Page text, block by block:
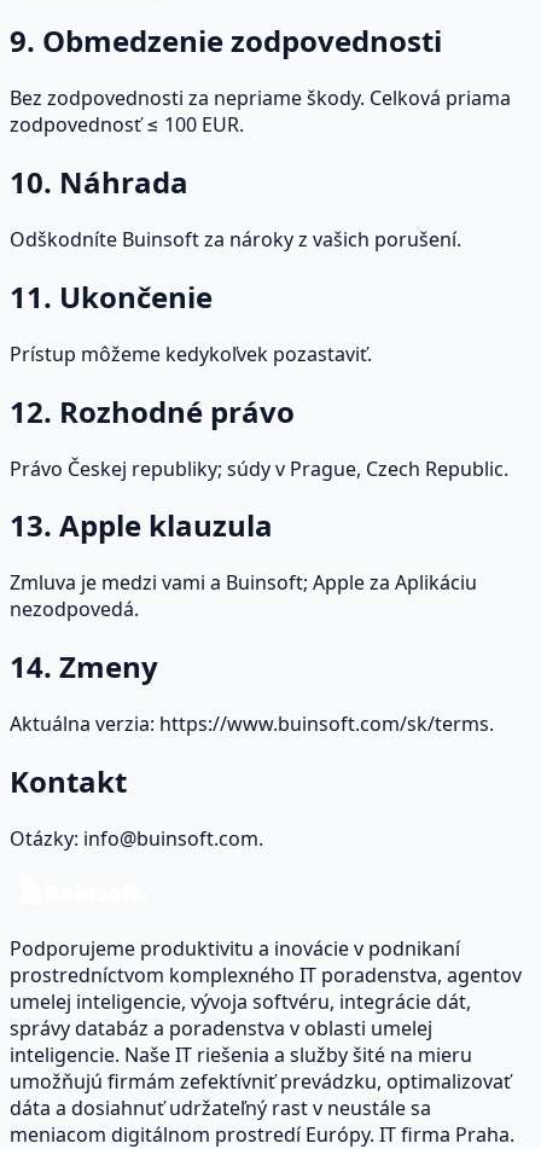
9. Obmedzenie zodpovednosti
Bez zodpovednosti za nepriame škody. Celková priama
zodpovednosť ≤ 100 EUR.
10. Náhrada
Odškodníte Buinsoft za nároky z vašich porušení.
11. Ukončenie
Prístup môžeme kedykoľvek pozastaviť.
12. Rozhodné právo
Právo Českej republiky; súdy v Prague, Czech Republic.
13. Apple klauzula
Zmluva je medzi vami a Buinsoft; Apple za Aplikáciu
nezodpovedá.
14. Zmeny
Aktuálna verzia: https://www.buinsoft.com/sk/terms.
Kontakt
Otázky: info@buinsoft.com.
Podporujeme produktivitu a inovácie v podnikaní
prostredníctvom komplexného IT poradenstva, agentov
umelej inteligencie, vývoja softvéru, integrácie dát,
správy databáz a poradenstva v oblasti umelej
inteligencie. Naše IT riešenia a služby šité na mieru
umožňujú firmám zefektívniť prevádzku, optimalizovať
dáta a dosiahnuť udržateľný rast v neustále sa
meniacom digitálnom prostredí Európy. IT firma Praha.